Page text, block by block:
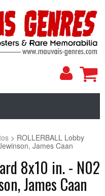
My
> ROLLERBALL Lobby
James Caan
8x10 in. - N02
James Caan